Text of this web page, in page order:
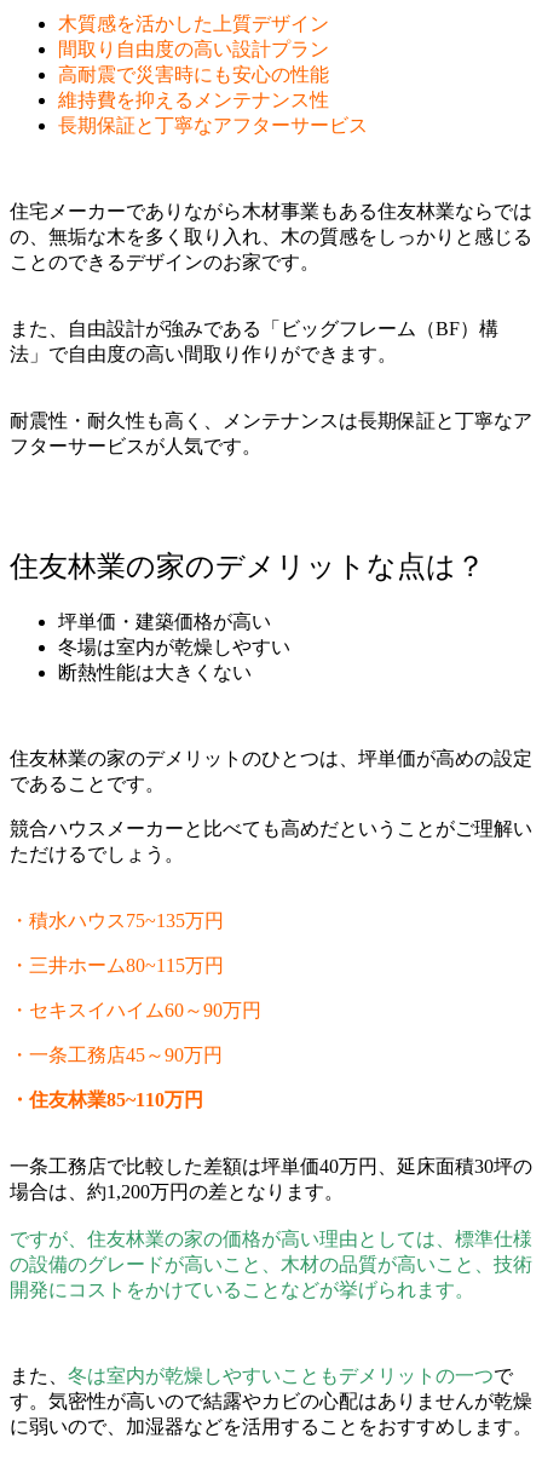
木質感を活かした上質デザイン
間取り自由度の高い設計プラン
高耐震で災害時にも安心の性能
維持費を抑えるメンテナンス性
長期保証と丁寧なアフターサービス
住宅メーカーでありながら木材事業もある住友林業ならでは
の、無垢な木を多く取り入れ、木の質感をしっかりと感じる
ことのできるデザインのお家です。
また、自由設計が強みである「ビッグフレーム（BF）構
法」で自由度の高い間取り作りができます。
耐震性・耐久性も高く、メンテナンスは長期保証と丁寧なア
フターサービスが人気です。
住友林業の家のデメリットな点は？
坪単価・建築価格が高い
冬場は室内が乾燥しやすい
断熱性能は大きくない
住友林業の家のデメリットのひとつは、坪単価が高めの設定
であることです。
競合ハウスメーカーと比べても高めだということがご理解い
ただけるでしょう。
・積水ハウス75~135万円
・三井ホーム80~115万円
・セキスイハイム60～90万円
・一条工務店45～90万円
・住友林業85~110万円
一条工務店で比較した差額は坪単価40万円、延床面積30坪の
場合は、約1,200万円の差となります。
ですが、住友林業の家の価格が高い理由としては、標準仕様
の設備のグレードが高いこと、木材の品質が高いこと、技術
開発にコストをかけていることなどが挙げられます。
また、 冬は室内が乾燥しやすいこともデメリットの一つで
す。気密性が高いので結露やカビの心配はありませんが乾燥
に弱いので、加湿器などを活用することをおすすめします。